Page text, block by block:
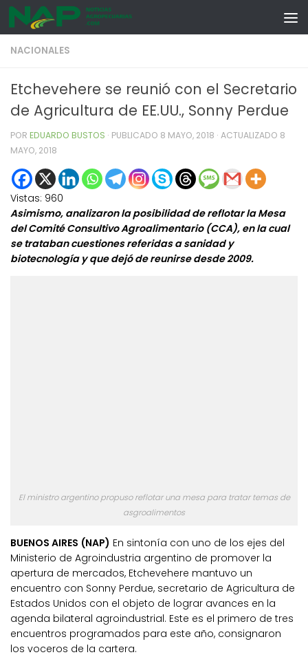
Skip to content
NACIONALES
Etchevehere se reunió con el Secretario
de Agricultura de EE.UU., Sonny Perdue
POR EDUARDO BUSTOS · PUBLICADO 8 MAYO, 2018 · ACTUALIZADO 8
MAYO, 2018
Vistas: 960
Asimismo, analizaron la posibilidad de reflotar la Mesa
del Comité Consultivo Agroalimentario (CCA), en la cual
se trataban cuestiones referidas a sanidad y
biotecnología y que dejó de reunirse desde 2009.
El ministro argentino propuso reflotar una mesa para tratar temas de
asgroalimentos
BUENOS AIRES (NAP) En sintonía con uno de los ejes del
Ministerio de Agroindustria argentino de promover la
apertura de mercados, Etchevehere mantuvo un
encuentro con Sonny Perdue, secretario de Agricultura de
Estados Unidos con el objeto de lograr avances en la
agenda bilateral agroindustrial. Este es el primero de tres
encuentros programados para este año, consignaron
los voceros de la cartera.